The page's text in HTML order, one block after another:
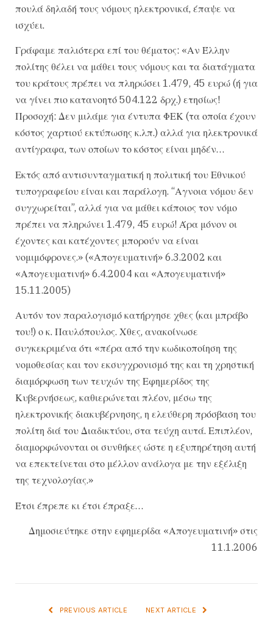
πουλά δηλαδή τους νόμους ηλεκτρονικά, έπαψε να
ισχύει.
Γράφαμε παλιότερα επί του θέματος: «Αν Έλλην
πολίτης θέλει να μάθει τους νόμους και τα διατάγματα
του κράτους πρέπει να πληρώσει 1.479, 45 ευρώ (ή για
να γίνει πιο κατανοητό 504.122 δρχ.) ετησίως!
Προσοχή: Δεν μιλάμε για έντυπα ΦΕΚ (τα οποία έχουν
κόστος χαρτιού εκτύπωσης κ.λπ.) αλλά για ηλεκτρονικά
αντίγραφα, των οποίων το κόστος είναι μηδέν…
Εκτός από αντισυνταγματική η πολιτική του Εθνικού
τυπογραφείου είναι και παράλογη. “Αγνοια νόμου δεν
συγχωρείται”, αλλά για να μάθει κάποιος τον νόμο
πρέπει να πληρώνει 1.479, 45 ευρώ! Άρα μόνον οι
έχοντες και κατέχοντες μπορούν να είναι
νομιμόφρονες.» («Απογευματινή» 6.3.2002 και
«Απογευματινή» 6.4.2004 και «Απογευματινή»
15.11.2005)
Αυτόν τον παραλογισμό κατήργησε χθες (και μπράβο
του!) ο κ. Παυλόπουλος. Χθες, ανακοίνωσε
συγκεκριμένα ότι «πέρα από την κωδικοποίηση της
νομοθεσίας και τον εκσυγχρονισμό της και τη χρηστική
διαμόρφωση των τευχών της Εφημερίδος της
Κυβερνήσεως, καθιερώνεται πλέον, μέσω της
ηλεκτρονικής διακυβέρνησης, η ελεύθερη πρόσβαση του
πολίτη διά του Διαδικτύου, στα τεύχη αυτά. Επιπλέον,
διαμορφώνονται οι συνθήκες ώστε η εξυπηρέτηση αυτή
να επεκτείνεται στο μέλλον ανάλογα με την εξέλιξη
της τεχνολογίας.»
Έτσι έπρεπε κι έτσι έπραξε…
Δημοσιεύτηκε στην εφημερίδα «Απογευματινή» στις
11.1.2006
PREVIOUS ARTICLE NEXT ARTICLE